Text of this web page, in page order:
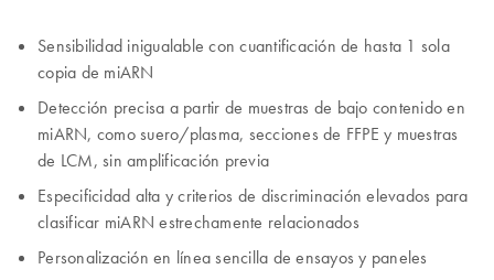
Sensibilidad inigualable con cuantificación de hasta 1 sola
copia de miARN
Detección precisa a partir de muestras de bajo contenido en
miARN, como suero/plasma, secciones de FFPE y muestras
de LCM, sin amplificación previa
Especificidad alta y criterios de discriminación elevados para
clasificar miARN estrechamente relacionados
Personalización en línea sencilla de ensayos y paneles